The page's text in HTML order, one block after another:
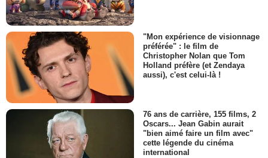
"Mon expérience de visionnage
préférée" : le film de
Christopher Nolan que Tom
Holland préfère (et Zendaya
aussi), c'est celui-là !
76 ans de carrière, 155 films, 2
Oscars... Jean Gabin aurait
"bien aimé faire un film avec"
cette légende du cinéma
international